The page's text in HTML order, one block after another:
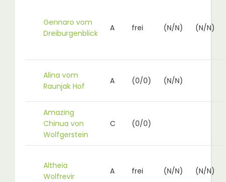
Gennaro vom
Dreiburgenblick
A frei (N/N) (N/N)
Alina vom
Raunjak Hof
A (0/0) (N/N)
Amazing
Chinua von
Wolfgerstein
C (0/0)
Altheia
Wolfrevir
A frei (N/N) (N/N)